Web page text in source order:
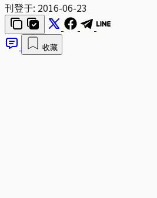
刊登于: 2016-06-23
收藏